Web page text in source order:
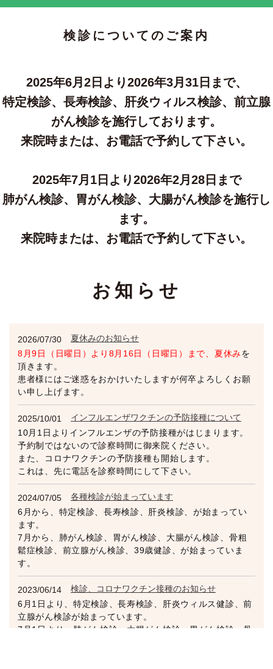
検診についてのご案内
2025年6月2日より2026年3月31日まで、
特定検診、長寿検診、肝炎ウィルス検診、前立腺
がん検診を施行しております。
来院時または、お電話で予約して下さい。
2025年7月1日より2026年2月28日まで
肺がん検診、胃がん検診、大腸がん検診を施行し
ます。
来院時または、お電話で予約して下さい。
お知らせ
2026/07/30
夏休みのお知らせ
8月9日（日曜日）より8月16日（日曜日）まで、夏休みを
頂きます。
患者様にはご迷惑をおかけいたしますが何卒よろしくお願
い申し上げます。
2025/10/01
インフルエンザワクチンの予防接種について
10月1日よりインフルエンザの予防接種がはじまります。
予約制ではないので診察時間に御来院ください。
また、コロナワクチンの予防接種も開始します。
これは、先に電話を診察時間にして下さい。
2024/07/05
各種検診が始まっています
6月から、特定検診、長寿検診、肝炎検診、が始まってい
ます。
7月から、肺がん検診、胃がん検診、大腸がん検診、骨粗
鬆症検診、前立腺がん検診、39歳健診、が始まっていま
す。
2023/06/14
検診、コロナワクチン接種のお知らせ
6月1日より、特定検診、長寿検診、肝炎ウィルス健診、前
立腺がん検診が始まっています。
7月1日より、肺がん検診、大腸がん検診、胃がん検診、骨